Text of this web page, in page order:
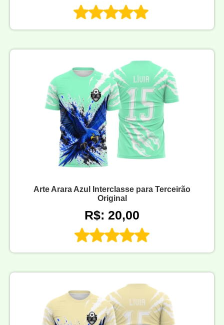
Arte Arara Azul Interclasse para Terceirão
Original
R$: 20,00